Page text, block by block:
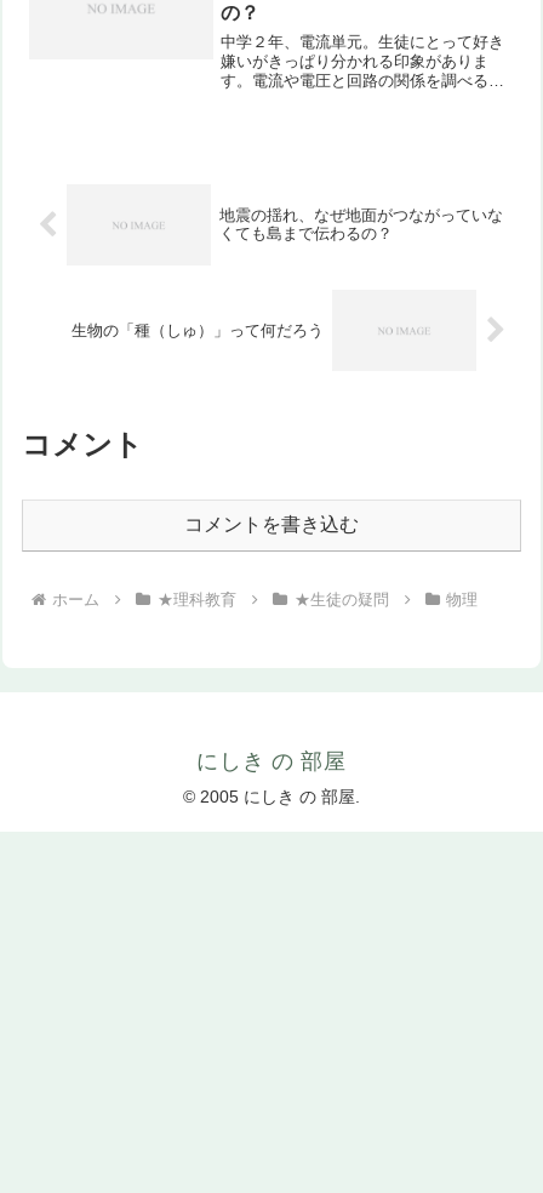
の？
中学２年、電流単元。生徒にとって好き
嫌いがきっぱり分かれる印象がありま
す。電流や電圧と回路の関係を調べる実
地震の揺れ、なぜ地面がつながっていな
くても島まで伝わるの？
生物の「種（しゅ）」って何だろう
コメント
コメントを書き込む
ホーム ★理科教育 ★生徒の疑問 物理
にしき の 部屋
© 2005 にしき の 部屋.